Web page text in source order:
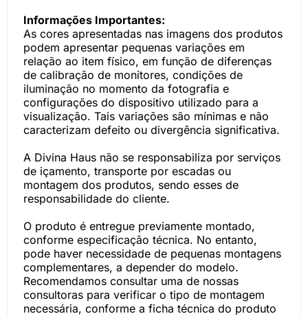
Informações Importantes:
As cores apresentadas nas imagens dos produtos
podem apresentar pequenas variações em
relação ao item físico, em função de diferenças
de calibração de monitores, condições de
iluminação no momento da fotografia e
configurações do dispositivo utilizado para a
visualização. Tais variações são mínimas e não
caracterizam defeito ou divergência significativa.
A Divina Haus não se responsabiliza por serviços
de içamento, transporte por escadas ou
montagem dos produtos, sendo esses de
responsabilidade do cliente.
O produto é entregue previamente montado,
conforme especificação técnica. No entanto,
pode haver necessidade de pequenas montagens
complementares, a depender do modelo.
Recomendamos consultar uma de nossas
consultoras para verificar o tipo de montagem
necessária, conforme a ficha técnica do produto